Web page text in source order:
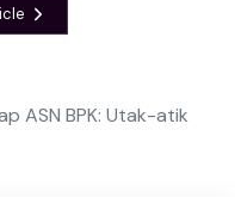
ASN BPK: Utak-atik